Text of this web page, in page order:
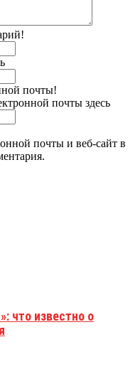
почты!
почты здесь
почты и веб-сайт в
что известно о